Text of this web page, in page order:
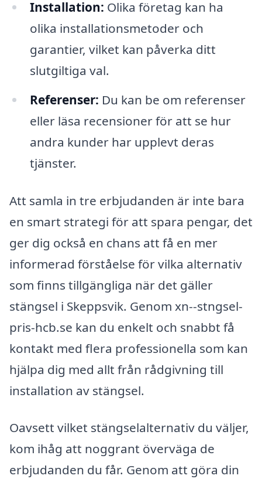
Installation: Olika företag kan ha
olika installationsmetoder och
garantier, vilket kan påverka ditt
slutgiltiga val.
Referenser: Du kan be om referenser
eller läsa recensioner för att se hur
andra kunder har upplevt deras
tjänster.
Att samla in tre erbjudanden är inte bara
en smart strategi för att spara pengar, det
ger dig också en chans att få en mer
informerad förståelse för vilka alternativ
som finns tillgängliga när det gäller
stängsel i Skeppsvik. Genom xn--stngsel-
pris-hcb.se kan du enkelt och snabbt få
kontakt med flera professionella som kan
hjälpa dig med allt från rådgivning till
installation av stängsel.
Oavsett vilket stängselalternativ du väljer,
kom ihåg att noggrant överväga de
erbjudanden du får. Genom att göra din